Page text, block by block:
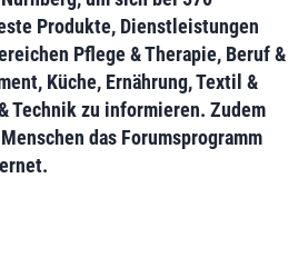
Produkte, Dienstleistungen
Pflege & Therapie, Beruf &
Küche, Ernährung, Textil &
Technik zu informieren. Zudem
das Forumsprogramm